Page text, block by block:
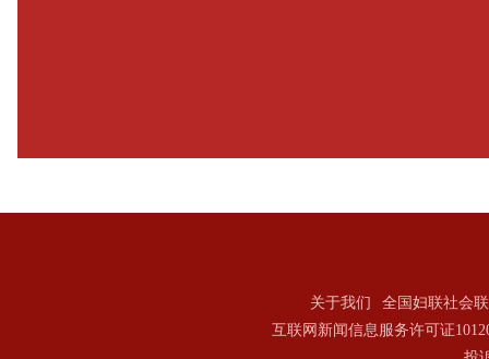
关于我们
全国妇联社会
互联网新闻信息服务许可证